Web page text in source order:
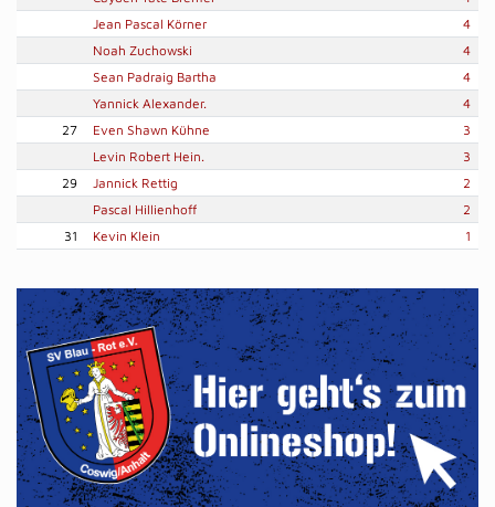
Jean Pascal Körner
4
Noah Zuchowski
4
Sean Padraig Bartha
4
Yannick Alexander.
4
27
Even Shawn Kühne
3
Levin Robert Hein.
3
29
Jannick Rettig
2
Pascal Hillienhoff
2
31
Kevin Klein 1